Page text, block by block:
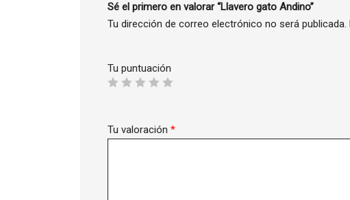
Sé el primero en valorar “Llavero gato Andino”
Tu dirección de correo electrónico no será publicada.
Tu puntuación
Tu valoración *